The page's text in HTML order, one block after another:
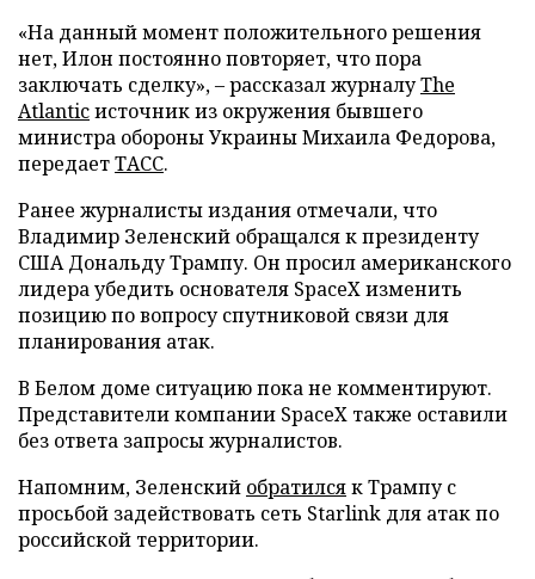
«На данный момент положительного решения
нет, Илон постоянно повторяет, что пора
заключать сделку», – рассказал журналуThe
Atlanticисточник из окружения бывшего
министра обороны Украины Михаила Федорова,
передаетТАСС.
Ранее журналисты издания отмечали, что
Владимир Зеленский обращался к президенту
США Дональду Трампу. Он просил американского
лидера убедить основателя SpaceX изменить
позицию по вопросу спутниковой связи для
планирования атак.
В Белом доме ситуацию пока не комментируют.
Представители компании SpaceX также оставили
без ответа запросы журналистов.
Напомним, Зеленский обратилсяк Трампу с
просьбой задействовать сеть Starlink для атак по
российской территории.